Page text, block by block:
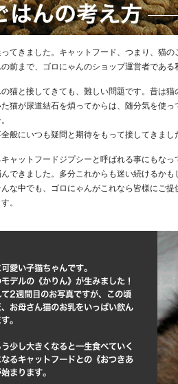
てきました。キャットフード、つまり、猫の
前まで、ゴロにゃんのショップ運営者である
猫と接してきても、難しい問題です。昔は猫
猫が尿道結石を煩ってからは、随分気を使
般にいつも疑問と期待をもって接してきまし
ャットフードジプシーと呼ばれる事にもな
できました。多分これからも迷い続けるかも
んな中でも、ゴロにゃんがこれなら皆様にご
。